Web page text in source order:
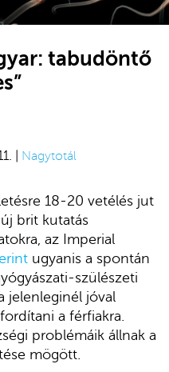
tabudöntő
| Nagytotál
18-20 vetélés jut
brit kutatás
az Imperial
ugyanis a spontán
szülészeti
jelenleginél jóval
a férfiakra.
problémáik állnak a
mögött.